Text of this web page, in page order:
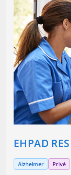
EHPAD
Alzheimer Privé